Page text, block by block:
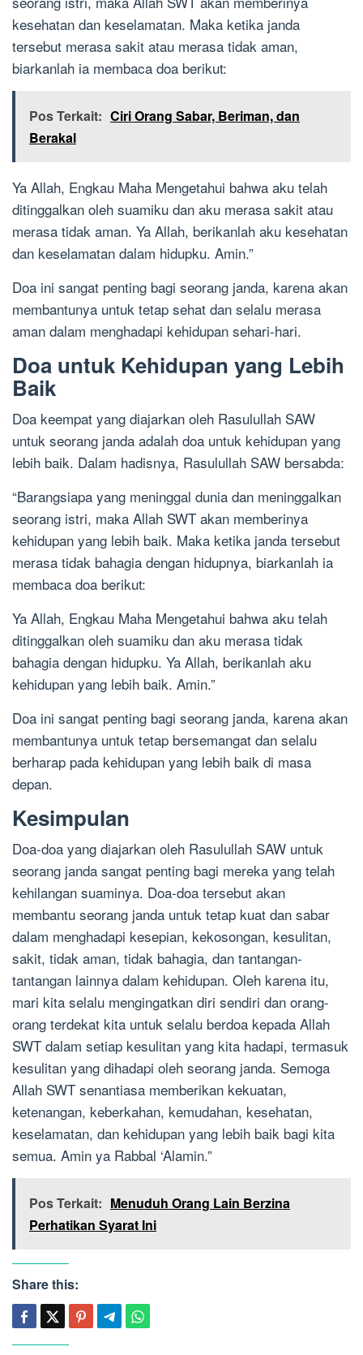
kesehatan dan keselamatan. Maka ketika janda
tersebut merasa sakit atau merasa tidak aman,
biarkanlah ia membaca doa berikut:
Pos Terkait: Ciri Orang Sabar, Beriman, dan
Berakal
Ya Allah, Engkau Maha Mengetahui bahwa aku telah
ditinggalkan oleh suamiku dan aku merasa sakit atau
merasa tidak aman. Ya Allah, berikanlah aku kesehatan
dan keselamatan dalam hidupku. Amin.”
Doa ini sangat penting bagi seorang janda, karena akan
membantunya untuk tetap sehat dan selalu merasa
aman dalam menghadapi kehidupan sehari-hari.
Doa untuk Kehidupan yang Lebih
Baik
Doa keempat yang diajarkan oleh Rasulullah SAW
untuk seorang janda adalah doa untuk kehidupan yang
lebih baik. Dalam hadisnya, Rasulullah SAW bersabda:
“Barangsiapa yang meninggal dunia dan meninggalkan
seorang istri, maka Allah SWT akan memberinya
kehidupan yang lebih baik. Maka ketika janda tersebut
merasa tidak bahagia dengan hidupnya, biarkanlah ia
membaca doa berikut:
Ya Allah, Engkau Maha Mengetahui bahwa aku telah
ditinggalkan oleh suamiku dan aku merasa tidak
bahagia dengan hidupku. Ya Allah, berikanlah aku
kehidupan yang lebih baik. Amin.”
Doa ini sangat penting bagi seorang janda, karena akan
membantunya untuk tetap bersemangat dan selalu
berharap pada kehidupan yang lebih baik di masa
depan.
Kesimpulan
Doa-doa yang diajarkan oleh Rasulullah SAW untuk
seorang janda sangat penting bagi mereka yang telah
kehilangan suaminya. Doa-doa tersebut akan
membantu seorang janda untuk tetap kuat dan sabar
dalam menghadapi kesepian, kekosongan, kesulitan,
sakit, tidak aman, tidak bahagia, dan tantangan-
tantangan lainnya dalam kehidupan. Oleh karena itu,
mari kita selalu mengingatkan diri sendiri dan orang-
orang terdekat kita untuk selalu berdoa kepada Allah
SWT dalam setiap kesulitan yang kita hadapi, termasuk
kesulitan yang dihadapi oleh seorang janda. Semoga
Allah SWT senantiasa memberikan kekuatan,
ketenangan, keberkahan, kemudahan, kesehatan,
keselamatan, dan kehidupan yang lebih baik bagi kita
semua. Amin ya Rabbal ‘Alamin.”
Pos Terkait: Menuduh Orang Lain Berzina
Perhatikan Syarat Ini
Share this: